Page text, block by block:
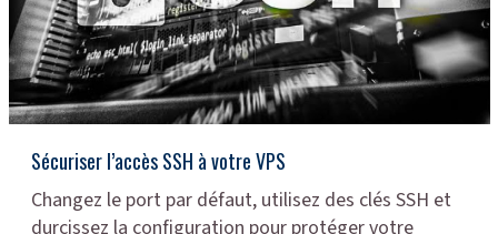
Sécuriser l’accès SSH à votre VPS
Changez le port par défaut, utilisez des clés SSH et
durcissez la configuration pour protéger votre